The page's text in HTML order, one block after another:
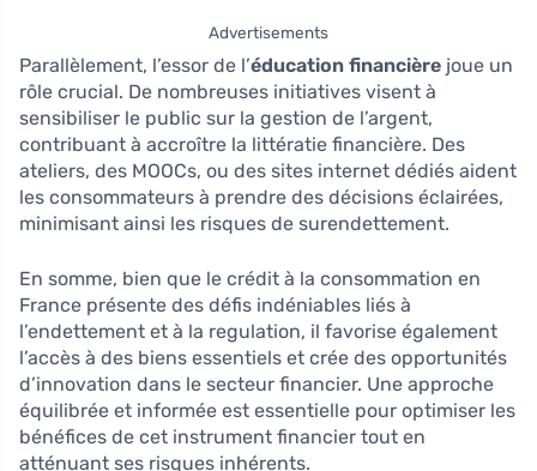
Advertisements
Parallèlement, l’essor de l’éducation financière joue un
rôle crucial. De nombreuses initiatives visent à
sensibiliser le public sur la gestion de l’argent,
contribuant à accroître la littératie financière. Des
ateliers, des MOOCs, ou des sites internet dédiés aident
les consommateurs à prendre des décisions éclairées,
minimisant ainsi les risques de surendettement.
En somme, bien que le crédit à la consommation en
France présente des défis indéniables liés à
l’endettement et à la regulation, il favorise également
l’accès à des biens essentiels et crée des opportunités
d’innovation dans le secteur financier. Une approche
équilibrée et informée est essentielle pour optimiser les
bénéfices de cet instrument financier tout en
atténuant ses risques inhérents.